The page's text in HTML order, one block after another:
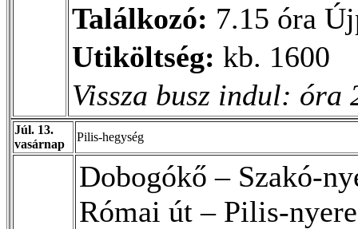
Találkozó: 7.15 óra
Utiköltség: kb. 1600
Vissza busz indul: óra
Júl. 13.
vasárnap
Pilis-hegység
Dobogókő – Szakó-
Római út – Pilis-